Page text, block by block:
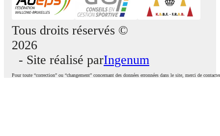
Tous droits réservés ©
2026
- Site réalisé parIngenum
Pour toute “correction” ou “changement” concernant des données erronnées dans le site, merci de